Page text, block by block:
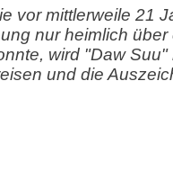
vor mittlerweile 21
nur heimlich über
wird "Daw
und die